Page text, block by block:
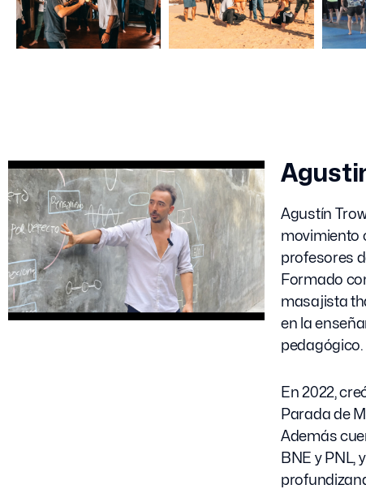
Agustín
movimiento
profesores
Formado
masajista
en la
pedagógico.
En 2022,
Parada de
Además
BNE y PNL,